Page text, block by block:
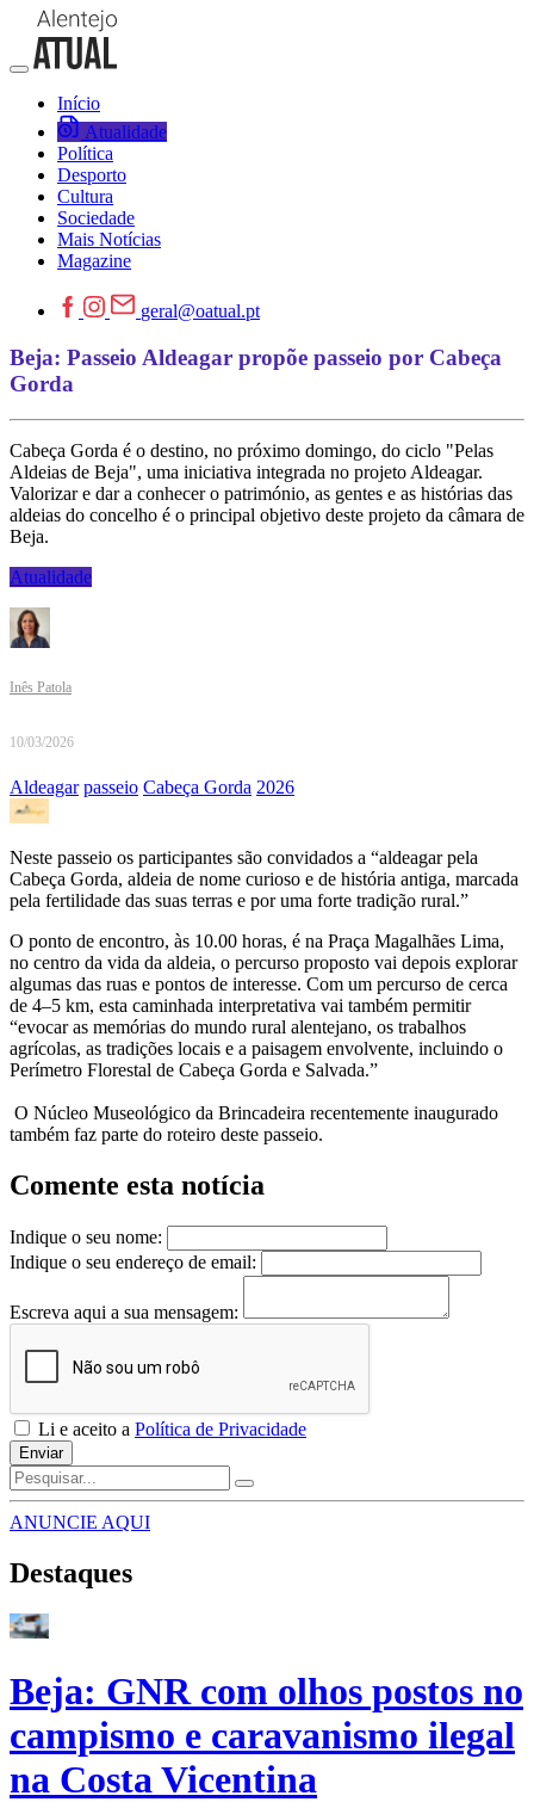
Início
Atualidade
Política
Desporto
Cultura
Sociedade
Mais Notícias
Magazine
geral@oatual.pt
Beja: Passeio Aldeagar propõe passeio por Cabeça
Gorda
Cabeça Gorda é o destino, no próximo domingo, do ciclo "Pelas
Aldeias de Beja", uma iniciativa integrada no projeto Aldeagar.
Valorizar e dar a conhecer o património, as gentes e as histórias das
aldeias do concelho é o principal objetivo deste projeto da câmara de
Beja.
Atualidade
Inês Patola
10/03/2026
Aldeagar passeio Cabeça Gorda 2026
Neste passeio os participantes são convidados a “aldeagar pela
Cabeça Gorda, aldeia de nome curioso e de história antiga, marcada
pela fertilidade das suas terras e por uma forte tradição rural.”
O ponto de encontro, às 10.00 horas, é na Praça Magalhães Lima,
no centro da vida da aldeia, o percurso proposto vai depois explorar
algumas das ruas e pontos de interesse. Com um percurso de cerca
de 4–5 km, esta caminhada interpretativa vai também permitir
“evocar as memórias do mundo rural alentejano, os trabalhos
agrícolas, as tradições locais e a paisagem envolvente, incluindo o
Perímetro Florestal de Cabeça Gorda e Salvada.”
O Núcleo Museológico da Brincadeira recentemente inaugurado
também faz parte do roteiro deste passeio.
Comente esta notícia
Indique o seu nome:
Indique o seu endereço de email:
Escreva aqui a sua mensagem:
Li e aceito a Política de Privacidade
Enviar
ANUNCIE AQUI
Destaques
Beja: GNR com olhos postos no
campismo e caravanismo ilegal
na Costa Vicentina